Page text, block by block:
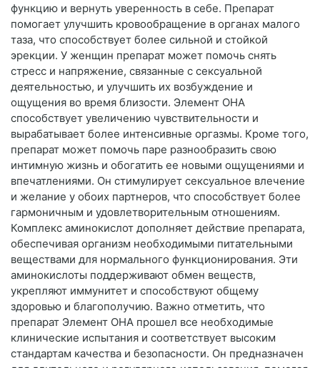
функцию и вернуть уверенность в себе. Препарат
помогает улучшить кровообращение в органах малого
таза, что способствует более сильной и стойкой
эрекции. У женщин препарат может помочь снять
стресс и напряжение, связанные с сексуальной
деятельностью, и улучшить их возбуждение и
ощущения во время близости. Элемент ОНА
способствует увеличению чувствительности и
вырабатывает более интенсивные оргазмы. Кроме того,
препарат может помочь паре разнообразить свою
интимную жизнь и обогатить ее новыми ощущениями и
впечатлениями. Он стимулирует сексуальное влечение
и желание у обоих партнеров, что способствует более
гармоничным и удовлетворительным отношениям.
Комплекс аминокислот дополняет действие препарата,
обеспечивая организм необходимыми питательными
веществами для нормального функционирования. Эти
аминокислоты поддерживают обмен веществ,
укрепляют иммунитет и способствуют общему
здоровью и благополучию. Важно отметить, что
препарат Элемент ОНА прошел все необходимые
клинические испытания и соответствует высоким
стандартам качества и безопасности. Он предназначен